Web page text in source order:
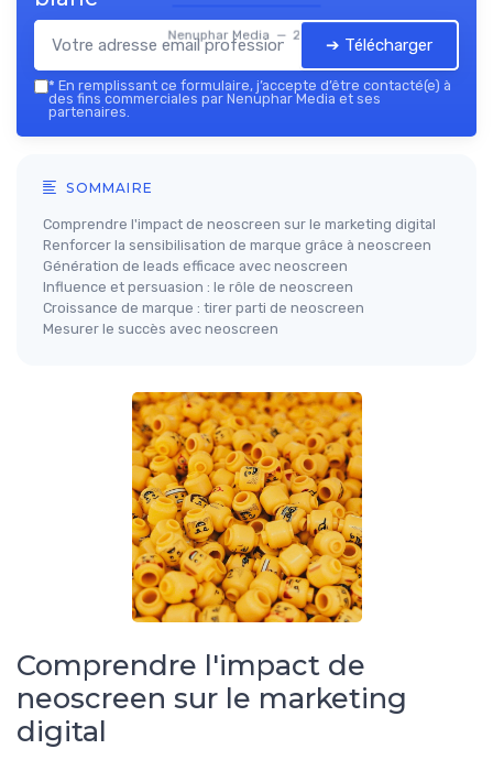
Nenuphar Media — 2026
➔ Télécharger
* En remplissant ce formulaire, j’accepte d’être contacté(e) à
des fins commerciales par Nenuphar Media et ses
partenaires.
SOMMAIRE
Comprendre l'impact de neoscreen sur le marketing digital
Renforcer la sensibilisation de marque grâce à neoscreen
Génération de leads efficace avec neoscreen
Influence et persuasion : le rôle de neoscreen
Croissance de marque : tirer parti de neoscreen
Mesurer le succès avec neoscreen
Comprendre l'impact de
neoscreen sur le marketing
digital